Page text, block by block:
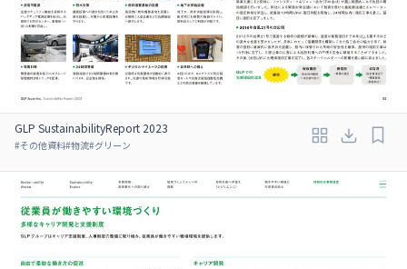
GLP SustainabilityReport 2023
#その他資料#物流#グリーン